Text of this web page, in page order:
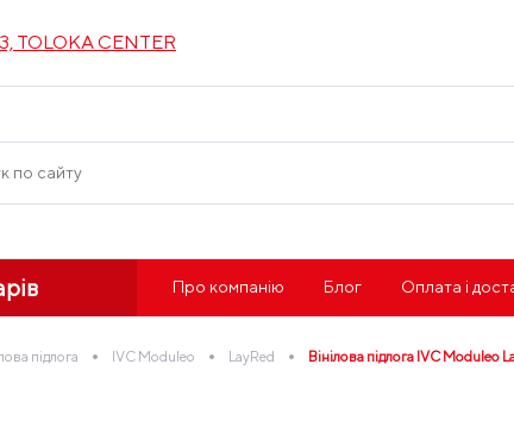
TOLOKA CENTER
Про компанію Блог Оплата і
підлога • IVC Moduleo • LayRed • Вінілова підлога IVC Moduleo